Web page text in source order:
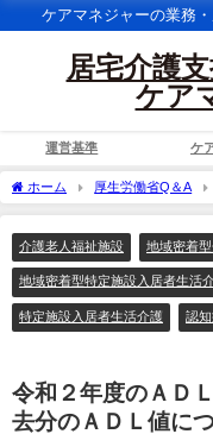
ケアマネジャーの業務
居宅介護
ケア
運営基準 ケ
ホーム 厚生労働省Q＆A
って入力する際に、過去分のＡ
介護老人福祉施設
地域密着
地域密着型特定施設入居者生活
特定施設入居者生活介護 認
令和２年度のＡＤ
去分のＡＤＬ値に